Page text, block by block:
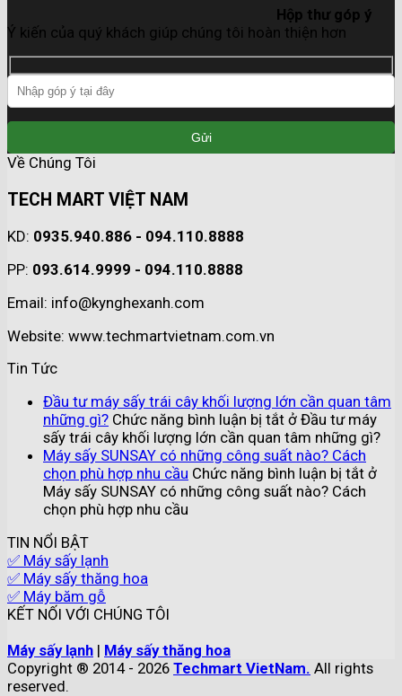
Hộp thư góp ý
Ý kiến của quý khách giúp chúng tôi hoàn thiện hơn
Về Chúng Tôi
TECH MART VIỆT NAM
KD: 0935.940.886 - 094.110.8888
PP: 093.614.9999 - 094.110.8888
Email: info@kynghexanh.com
Website: www.techmartvietnam.com.vn
Tin Tức
Đầu tư máy sấy trái cây khối lượng lớn cần quan tâm
những gì? Chức năng bình luận bị tắt ở Đầu tư máy
sấy trái cây khối lượng lớn cần quan tâm những gì?
Máy sấy SUNSAY có những công suất nào? Cách
chọn phù hợp nhu cầu Chức năng bình luận bị tắt ở
Máy sấy SUNSAY có những công suất nào? Cách
chọn phù hợp nhu cầu
TIN NỔI BẬT
✅ Máy sấy lạnh
✅ Máy sấy thăng hoa
✅ Máy băm gỗ
KẾT NỐI VỚI CHÚNG TÔI
Máy sấy lạnh | Máy sấy thăng hoa
Copyright ® 2014 - 2026 Techmart VietNam. All rights
reserved.